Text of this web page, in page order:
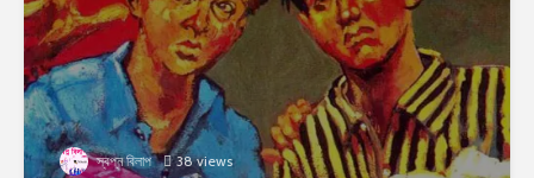
স্বপ্ন বিলাপ 38 views